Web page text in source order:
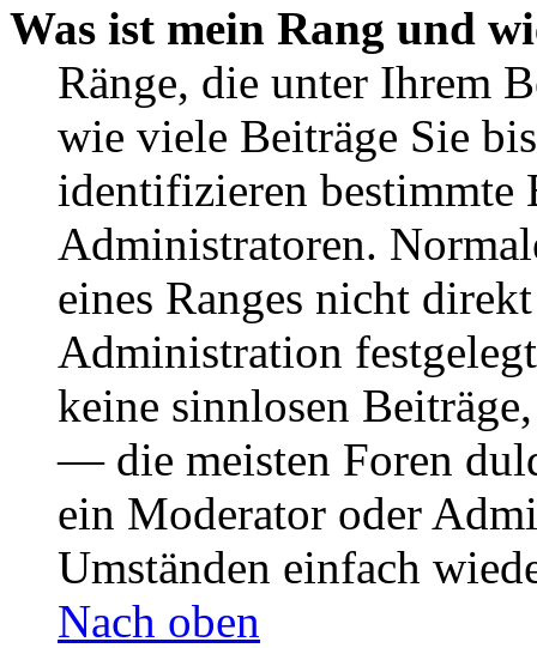
Was ist mein Rang und
Ränge, die unter Ihrem
wie viele Beiträge Sie
identifizieren bestimmte
Administratoren.
eines Ranges nicht
Administration
keine sinnlosen
— die meisten Foren
ein Moderator oder
Umständen einfach
Nach oben